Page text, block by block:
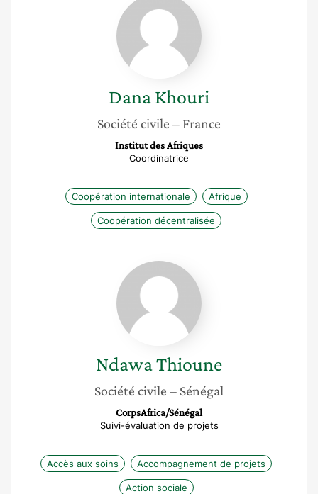
Khouri
DanaKhouri
Société civile – France
Institut des Afriques
Coordinatrice
Coopération internationale Afrique
Coopération décentralisée
Ndawa
Thioune
NdawaThioune
Société civile – Sénégal
CorpsAfrica/Sénégal
Suivi-évaluation de projets
Accès aux soins Accompagnement de projets
Action sociale